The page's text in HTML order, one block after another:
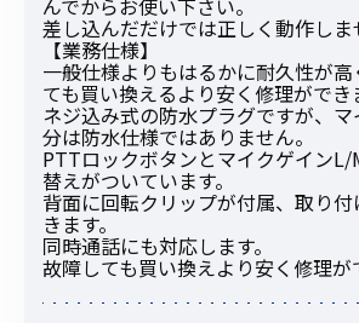
んでからお使い下さい。
差し込んだだけでは正しく動作しま
【業務仕様】
一般仕様よりもはるかに耐久性が
ても買い換えるより安く修理ができ
ネジ込み式の防水プラグですが、
分は防水仕様ではありません。
PTTロックボタンとマイクゲインL/
替えがついています。
背面に回転クリップが付属、取り
きます。
同時通話にも対応します。
故障しても買い換えより安く修理が